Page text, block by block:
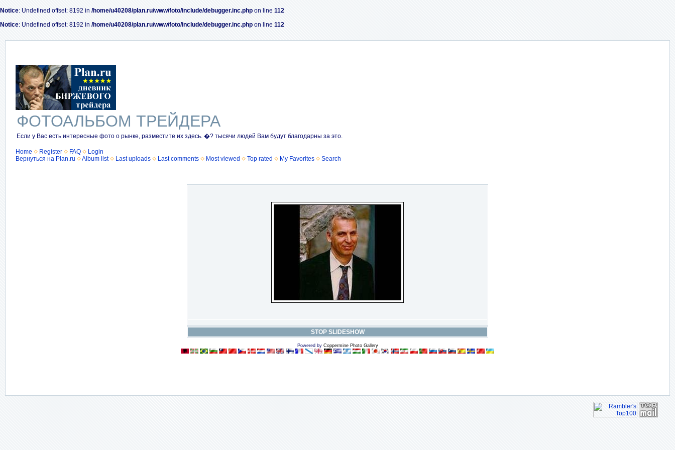
Notice: Undefined offset: 8192 in /home/u40208/plan.ru/www/foto/include/debugger.inc.php on line 112
Notice: Undefined offset: 8192 in /home/u40208/plan.ru/www/foto/include/debugger.inc.php on line 112
ФОТОАЛЬБОМ ТРЕЙДЕРА
Если у Вас есть интересные фото о рынке, разместите их здесь. �? тысячи людей Вам будут благодарны за это.
Home Register FAQ
Login
Вернуться на Plan.ru
Album list Last uploads Last comments Most viewed Top rated My Favorites Search
STOP SLIDESHOW
Powered by Coppermine Photo Gallery